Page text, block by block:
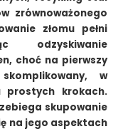
zrównoważonego
złomu pełni
odzyskiwanie
choć na pierwszy
w
prostych krokach.
skupowanie
na jego aspektach